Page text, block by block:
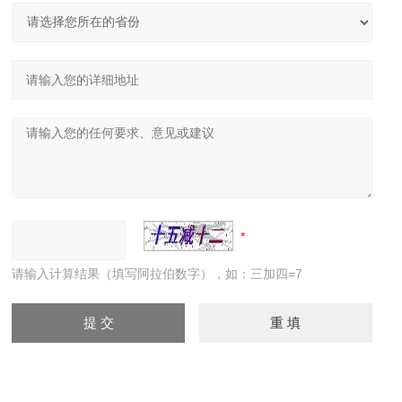
请输入计算结果（填写阿拉伯数字），如：三加四=7